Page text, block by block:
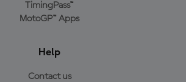
TimingPass™
MotoGP™ Apps
Help
Contact us